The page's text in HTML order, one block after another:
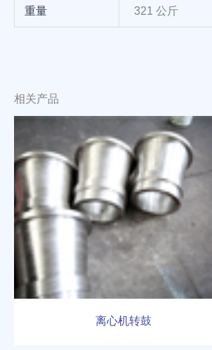
重量 321 公斤
相关产品
离心机转鼓